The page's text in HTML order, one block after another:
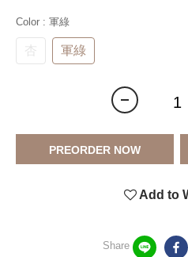
Color : 軍綠
杏 軍綠
PREORDER NOW
Add to
Share